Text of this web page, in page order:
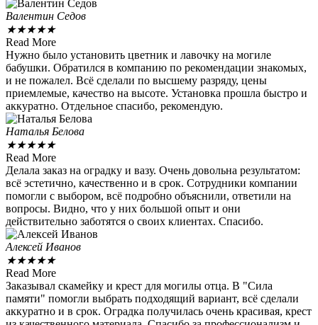
Валентин Седов
★★★★★
Read More
Нужно было установить цветник и лавочку на могиле
бабушки. Обратился в компанию по рекомендации знакомых,
и не пожалел. Всё сделали по высшему разряду, цены
приемлемые, качество на высоте. Установка прошла быстро и
аккуратно. Отдельное спасибо, рекомендую.
Наталья Белова
★★★★★
Read More
Делала заказ на оградку и вазу. Очень довольна результатом:
всё эстетично, качественно и в срок. Сотрудники компании
помогли с выбором, всё подробно объяснили, ответили на
вопросы. Видно, что у них большой опыт и они
действительно заботятся о своих клиентах. Спасибо.
Алексей Иванов
★★★★★
Read More
Заказывал скамейку и крест для могилы отца. В "Сила
памяти" помогли выбрать подходящий вариант, всё сделали
аккуратно и в срок. Оградка получилась очень красивая, крест